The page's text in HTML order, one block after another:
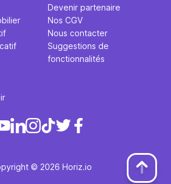
Devenir partenaire
Nos CGV
Nous contacter
Suggestions de
fonctionnalités
© 2026 Horiz.io